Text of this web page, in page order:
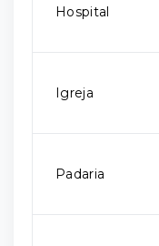
Hospital
Igreja
Padaria